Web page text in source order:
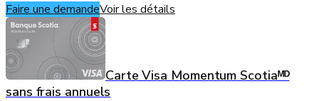
Faire une demandeVoir les détails
Carte Visa Momentum Scotiaᴹᴰ
sans frais annuels